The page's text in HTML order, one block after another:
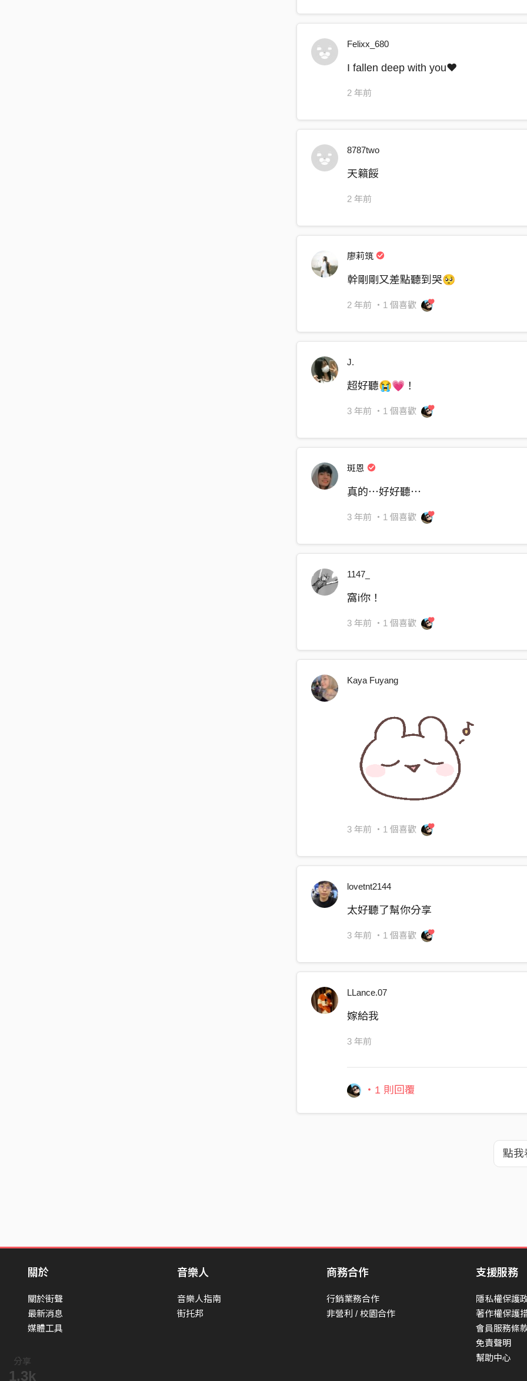
分享
1.3k
混音工程師 Mixing Engineer｜楊峻綱 Kang
特別感謝 Special Thanks｜林偉翔 Sean、噴火
think I’m healing
now I think about us
more than I probably should’ve
I’m making it worse
writing songs about her
that I’m falling deeply
it’s a one night thing
did I came off too strong
is it not what you want
do you think of me
do you think that I’m crazy
don’t say it means nothing to me
I loved you, I loved you
I loved you even though it pains
to have you linger in my brain
you wrote down a quote
on the guitar I bought
now it’s fading it’s fading away
just like the memories inside my head
all my friends all my friends think I’m mad
I start writing love songs again
dive in deeper think I may
think I’m healing
more than I probably should’ve
I’m making it worse
do you think of me
do you think that I’m crazy
that I’m falling deeply
it’s a one night thing
did I came off too strong
oh then I should’ve known
do you think that I’m crazy
that I’m falling deeply
don’t say it means nothing to me
I loved you, I loved you
I loved you even though it pains
to have you linger in my brain
Felixx_680
I fallen deep with you❤️
2 年前
8787two
天籟餒
2 年前
廖莉筑
幹剛剛又差點聽到哭🥺
2 年前 ・1 個喜歡
J.
超好聽😭💗！
3 年前 ・1 個喜歡
斑恩
真的⋯好好聽⋯
3 年前 ・1 個喜歡
1147_
窩i你！
3 年前 ・1 個喜歡
Kaya Fuyang
3 年前 ・1 個喜歡
lovetnt2144
太好聽了幫你分享
3 年前 ・1 個喜歡
LLance.07
嫁給我
3 年前
・1 則回覆
點我
關於
關於街聲
最新消息
媒體工具
音樂人
音樂人指南
街托邦
商務合作
行銷業務合作
非營利 / 校園合作
支援服務
隱私權保護
著作權保護
會員服務條
免責聲明
幫助中心